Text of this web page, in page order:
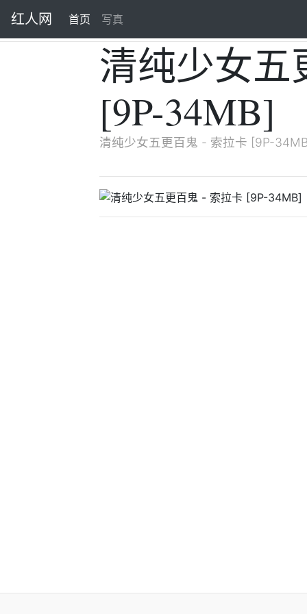
红人网 首页 (current)
写真
清纯少女五
[9P-34MB]
清纯少女五更百鬼 - 索拉卡 [9P-